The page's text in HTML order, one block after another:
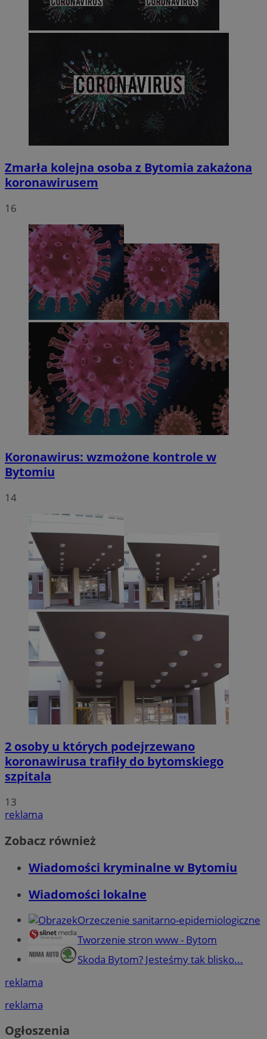
Zmarła kolejna osoba z Bytomia zakażona
koronawirusem
16
Koronawirus: wzmożone kontrole w
Bytomiu
14
2 osoby u których podejrzewano
koronawirusa trafiły do bytomskiego
szpitala
13
reklama
Zobacz również
Wiadomości kryminalne w Bytomiu
Wiadomości lokalne
Orzeczenie sanitarno-epidemiologiczne
Tworzenie stron www - Bytom
Skoda Bytom? Jesteśmy tak blisko...
reklama
reklama
Ogłoszenia